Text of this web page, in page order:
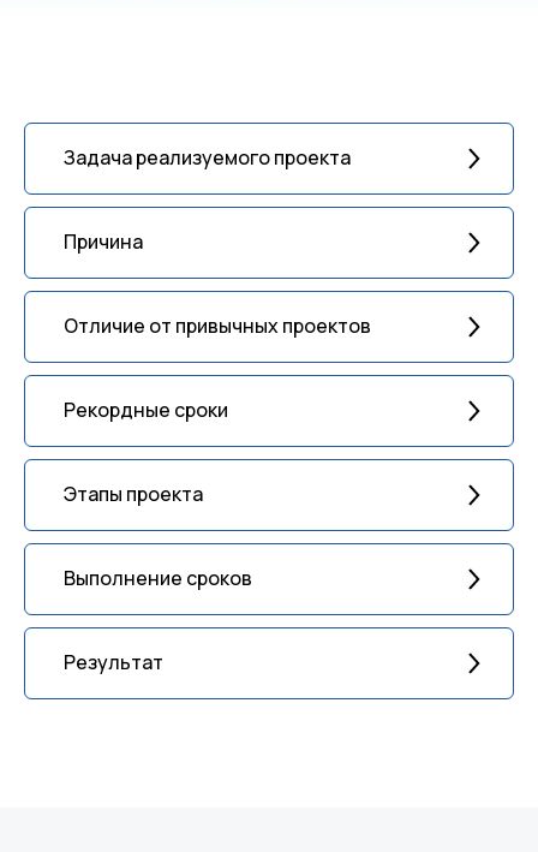
Задача реализуемого проекта
Причина
Отличие от привычных проектов
Рекордные сроки
Этапы проекта
Выполнение сроков
Результат